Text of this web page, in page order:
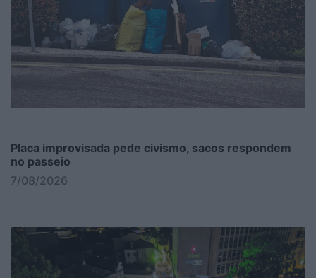
Placa improvisada pede civismo, sacos respondem
no passeio
7/08/2026